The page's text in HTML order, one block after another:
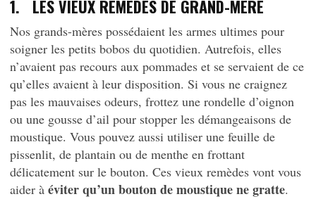
1. LES VIEUX REMÈDES DE GRAND-MÈRE
Nos grands-mères possédaient les armes ultimes pour
soigner les petits bobos du quotidien. Autrefois, elles
n’avaient pas recours aux pommades et se servaient de ce
qu’elles avaient à leur disposition. Si vous ne craignez
pas les mauvaises odeurs, frottez une rondelle d’oignon
ou une gousse d’ail pour stopper les démangeaisons de
moustique. Vous pouvez aussi utiliser une feuille de
pissenlit, de plantain ou de menthe en frottant
délicatement sur le bouton. Ces vieux remèdes vont vous
aider à éviter qu’un bouton de moustique ne gratte.